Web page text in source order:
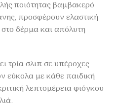
ποιότητας βαμβακερό
προσφέρουν ελαστική
δέρμα και απόλυτη
τρία σλιπ σε υπέροχες
εύκολα με κάθε παιδική
λεπτομέρεια φιόγκου